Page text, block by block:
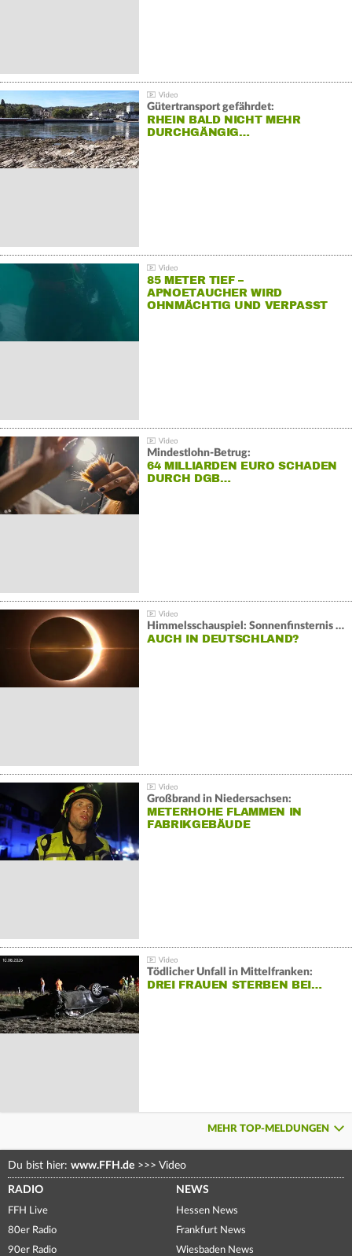
Gütertransport gefährdet:
RHEIN BALD NICHT MEHR
DURCHGÄNGIG…
85 METER TIEF –
APNOETAUCHER WIRD
OHNMÄCHTIG UND VERPASST
Mindestlohn-Betrug:
64 MILLIARDEN EURO SCHADEN
DURCH DGB…
Himmelsschauspiel: Sonnenfinsternis über Spanien
AUCH IN DEUTSCHLAND?
Großbrand in Niedersachsen:
METERHOHE FLAMMEN IN
FABRIKGEBÄUDE
Tödlicher Unfall in Mittelfranken:
DREI FRAUEN STERBEN BEI…
MEHR TOP-MELDUNGEN
Du bist hier: www.FFH.de >>> Video
RADIO
FFH Live
80er Radio
90er Radio
NEWS
Hessen News
Frankfurt News
Wiesbaden News